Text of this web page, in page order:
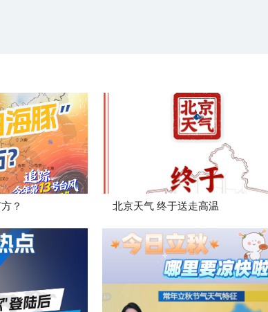
？ 北京天气 终于送走高温